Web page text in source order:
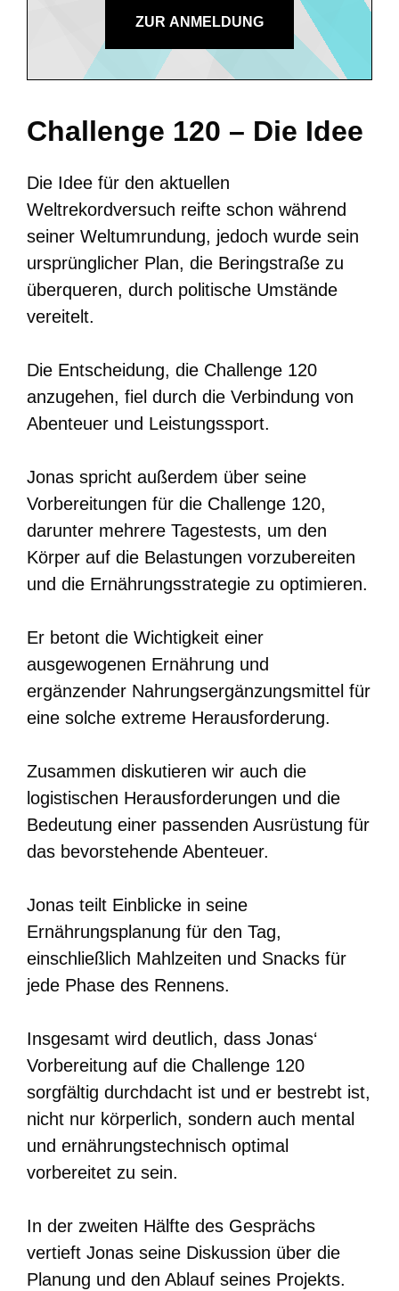
ZUR ANMELDUNG
Challenge 120 – Die Idee
Die Idee für den aktuellen
Weltrekordversuch reifte schon während
seiner Weltumrundung, jedoch wurde sein
ursprünglicher Plan, die Beringstraße zu
überqueren, durch politische Umstände
vereitelt.
Die Entscheidung, die Challenge 120
anzugehen, fiel durch die Verbindung von
Abenteuer und Leistungssport.
Jonas spricht außerdem über seine
Vorbereitungen für die Challenge 120,
darunter mehrere Tagestests, um den
Körper auf die Belastungen vorzubereiten
und die Ernährungsstrategie zu optimieren.
Er betont die Wichtigkeit einer
ausgewogenen Ernährung und
ergänzender Nahrungsergänzungsmittel für
eine solche extreme Herausforderung.
Zusammen diskutieren wir auch die
logistischen Herausforderungen und die
Bedeutung einer passenden Ausrüstung für
das bevorstehende Abenteuer.
Jonas teilt Einblicke in seine
Ernährungsplanung für den Tag,
einschließlich Mahlzeiten und Snacks für
jede Phase des Rennens.
Insgesamt wird deutlich, dass Jonas‘
Vorbereitung auf die Challenge 120
sorgfältig durchdacht ist und er bestrebt ist,
nicht nur körperlich, sondern auch mental
und ernährungstechnisch optimal
vorbereitet zu sein.
In der zweiten Hälfte des Gesprächs
vertieft Jonas seine Diskussion über die
Planung und den Ablauf seines Projekts.